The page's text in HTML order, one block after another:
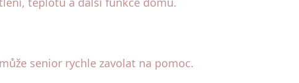
senior rychle zavolat na pomoc.